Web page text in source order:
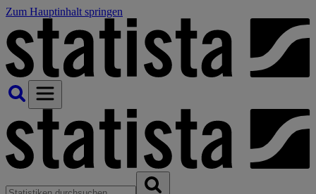
Zum Hauptinhalt springen